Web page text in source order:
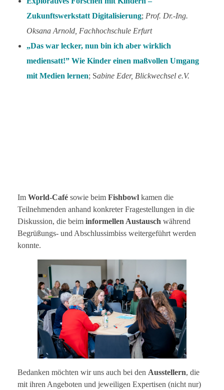
Zukunftswerkstatt Digitalisierung; Prof. Dr.-Ing.
Oksana Arnold, Fachhochschule Erfurt
„Das war lecker, nun bin ich aber wirklich
mediensatt!” Wie Kinder einen maßvollen Umgang
mit Medien lernen; Sabine Eder, Blickwechsel e.V.
Im World-Café sowie beim Fishbowl kamen die
Teilnehmenden anhand konkreter Fragestellungen in die
Diskussion, die beim informellen Austausch während
Begrüßungs- und Abschlussimbiss weitergeführt werden
konnte.
Bedanken möchten wir uns auch bei den Ausstellern, die
mit ihren Angeboten und jeweiligen Expertisen (nicht nur)